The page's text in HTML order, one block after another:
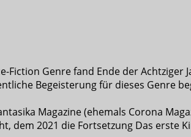
Fiction Genre fand Ende der
Begeisterung für dieses Genre
Magazine (ehemals Corona
dem 2021 die Fortsetzung Das erste